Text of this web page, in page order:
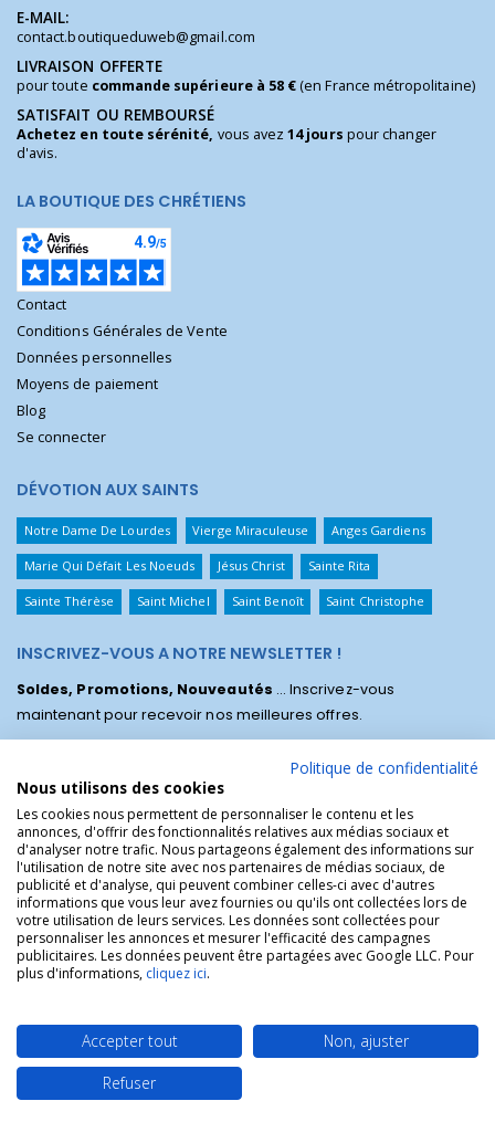
E-MAIL:
contact.boutiqueduweb@gmail.com
LIVRAISON OFFERTE
pour toute commande supérieure à 58 €(en France métropolitaine)
SATISFAIT OU REMBOURSÉ
Achetez en toute sérénité, vous avez14 jours pour changer
d'avis.
LA BOUTIQUE DES CHRÉTIENS
Contact
Conditions Générales de Vente
Données personnelles
Moyens de paiement
Blog
Se connecter
DÉVOTION AUX SAINTS
Notre Dame De Lourdes Vierge Miraculeuse Anges Gardiens
Marie Qui Défait Les Noeuds Jésus Christ Sainte Rita
Sainte Thérèse Saint Michel Saint Benoît Saint Christophe
INSCRIVEZ-VOUS A NOTRE NEWSLETTER !
Soldes, Promotions, Nouveautés ... Inscrivez-vous
maintenant pour recevoir nos meilleures offres.
La Boutique des Chrétiens © | La boutique religieuse chrétienne de
référence !.
Politique de confidentialité
Nous utilisons des cookies
Les cookies nous permettent de personnaliser le contenu et les
annonces, d'offrir des fonctionnalités relatives aux médias sociaux et
d'analyser notre trafic. Nous partageons également des informations sur
l'utilisation de notre site avec nos partenaires de médias sociaux, de
publicité et d'analyse, qui peuvent combiner celles-ci avec d'autres
informations que vous leur avez fournies ou qu'ils ont collectées lors de
votre utilisation de leurs services. Les données sont collectées pour
personnaliser les annonces et mesurer l'efficacité des campagnes
publicitaires. Les données peuvent être partagées avec Google LLC. Pour
plus d'informations, cliquez ici.
Accepter tout
Non, ajuster
Refuser